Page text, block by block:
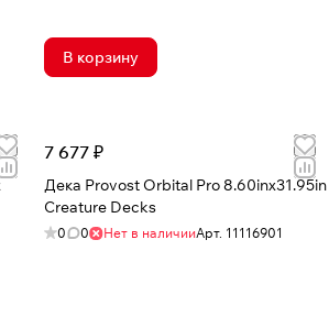
В корзину
7 677 ₽
Дека Provost Orbital Pro 8.60inx31.95in
Creature Decks
0 0 Нет в наличииАрт. 11116901